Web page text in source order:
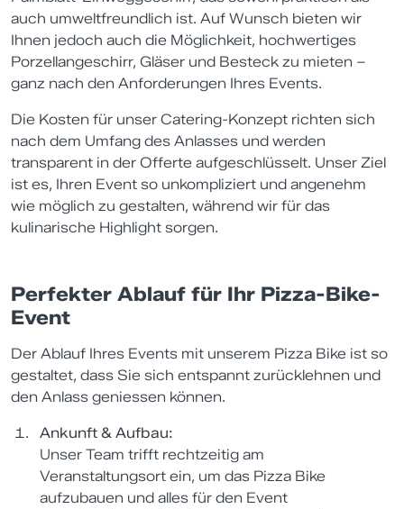
auch umweltfreundlich ist. Auf Wunsch bieten wir
Ihnen jedoch auch die Möglichkeit, hochwertiges
Porzellangeschirr, Gläser und Besteck zu mieten –
ganz nach den Anforderungen Ihres Events.
Die Kosten für unser Catering-Konzept richten sich
nach dem Umfang des Anlasses und werden
transparent in der Offerte aufgeschlüsselt. Unser Ziel
ist es, Ihren Event so unkompliziert und angenehm
wie möglich zu gestalten, während wir für das
kulinarische Highlight sorgen.
Perfekter Ablauf für Ihr Pizza-Bike-
Event
Der Ablauf Ihres Events mit unserem Pizza Bike ist so
gestaltet, dass Sie sich entspannt zurücklehnen und
den Anlass geniessen können.
Ankunft & Aufbau:
Unser Team trifft rechtzeitig am
Veranstaltungsort ein, um das Pizza Bike
aufzubauen und alles für den Event